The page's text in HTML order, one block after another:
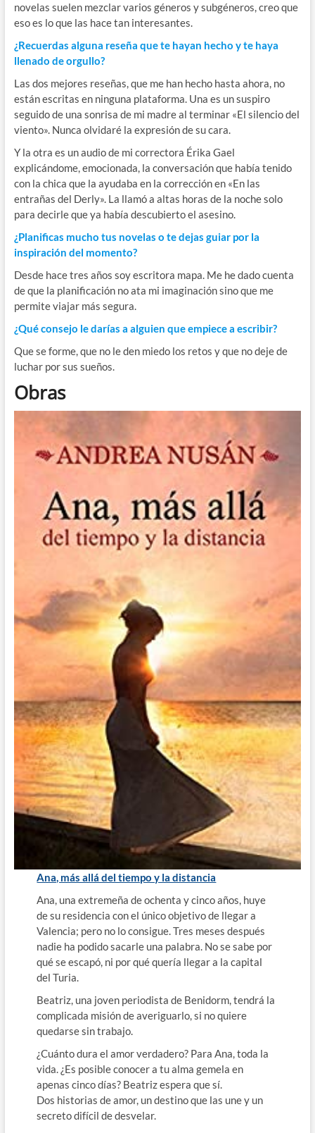
novelas suelen mezclar varios géneros y subgéneros, creo que
eso es lo que las hace tan interesantes.
¿Recuerdas alguna reseña que te hayan hecho y te haya
llenado de orgullo?
Las dos mejores reseñas, que me han hecho hasta ahora, no
están escritas en ninguna plataforma. Una es un suspiro
seguido de una sonrisa de mi madre al terminar «El silencio del
viento». Nunca olvidaré la expresión de su cara.
Y la otra es un audio de mi correctora Érika Gael
explicándome, emocionada, la conversación que había tenido
con la chica que la ayudaba en la corrección en «En las
entrañas del Derly». La llamó a altas horas de la noche solo
para decirle que ya había descubierto el asesino.
¿Planificas mucho tus novelas o te dejas guiar por la
inspiración del momento?
Desde hace tres años soy escritora mapa. Me he dado cuenta
de que la planificación no ata mi imaginación sino que me
permite viajar más segura.
¿Qué consejo le darías a alguien que empiece a escribir?
Que se forme, que no le den miedo los retos y que no deje de
luchar por sus sueños.
Obras
Ana, más allá del tiempo y la distancia
Ana, una extremeña de ochenta y cinco años, huye
de su residencia con el único objetivo de llegar a
Valencia; pero no lo consigue. Tres meses después
nadie ha podido sacarle una palabra. No se sabe por
qué se escapó, ni por qué quería llegar a la capital
del Turia.
Beatriz, una joven periodista de Benidorm, tendrá la
complicada misión de averiguarlo, si no quiere
quedarse sin trabajo.
¿Cuánto dura el amor verdadero? Para Ana, toda la
vida. ¿Es posible conocer a tu alma gemela en
apenas cinco días? Beatriz espera que sí.
Dos historias de amor, un destino que las une y un
secreto difícil de desvelar.